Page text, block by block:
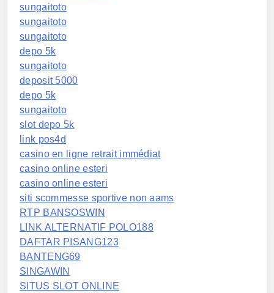
sungaitoto
sungaitoto
sungaitoto
depo 5k
sungaitoto
deposit 5000
depo 5k
sungaitoto
slot depo 5k
link pos4d
casino en ligne retrait immédiat
casino online esteri
casino online esteri
siti scommesse sportive non aams
RTP BANSOSWIN
LINK ALTERNATIF POLO188
DAFTAR PISANG123
BANTENG69
SINGAWIN
SITUS SLOT ONLINE